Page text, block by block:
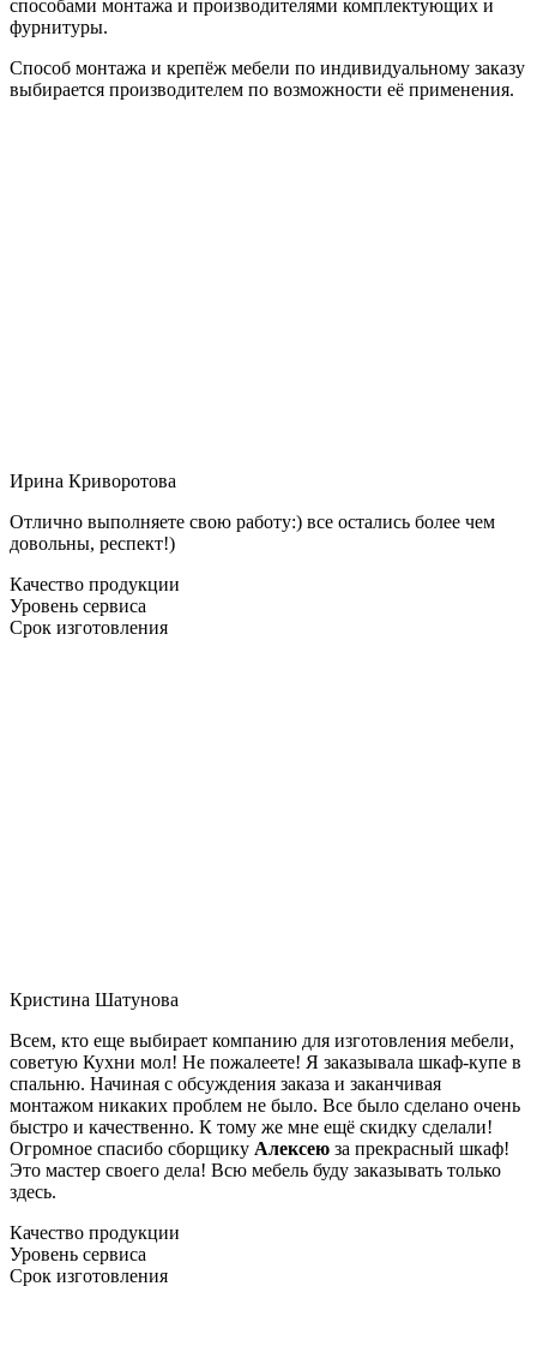
способами монтажа и производителями комплектующих и
фурнитуры.
Способ монтажа и крепёж мебели по индивидуальному заказу
выбирается производителем по возможности её применения.
Ирина Криворотова
Отлично выполняете свою работу:) все остались более чем
довольны, респект!)
Качество продукции
Уровень сервиса
Срок изготовления
Кристина Шатунова
Всем, кто еще выбирает компанию для изготовления мебели,
советую Кухни мол! Не пожалеете! Я заказывала шкаф-купе в
спальню. Начиная с обсуждения заказа и заканчивая
монтажом никаких проблем не было. Все было сделано очень
быстро и качественно. К тому же мне ещё скидку сделали!
Огромное спасибо сборщику Алексею за прекрасный шкаф!
Это мастер своего дела! Всю мебель буду заказывать только
здесь.
Качество продукции
Уровень сервиса
Срок изготовления